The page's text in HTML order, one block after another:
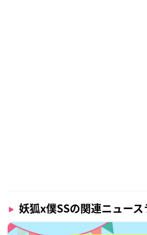
妖狐x僕SSの関連ニュース